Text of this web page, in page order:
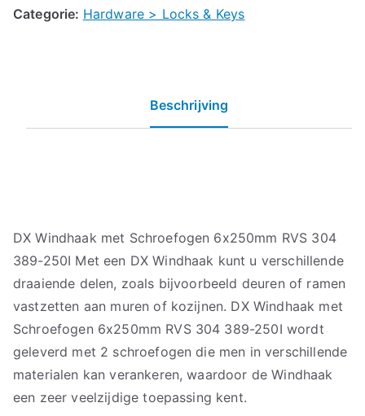
Categorie: Hardware > Locks & Keys
Beschrijving
DX Windhaak met Schroefogen 6x250mm RVS 304
389-250I Met een DX Windhaak kunt u verschillende
draaiende delen, zoals bijvoorbeeld deuren of ramen
vastzetten aan muren of kozijnen. DX Windhaak met
Schroefogen 6x250mm RVS 304 389-250I wordt
geleverd met 2 schroefogen die men in verschillende
materialen kan verankeren, waardoor de Windhaak
een zeer veelzijdige toepassing kent.